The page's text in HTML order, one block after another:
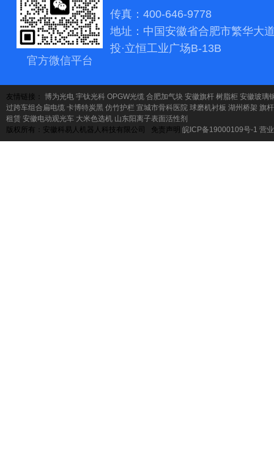
传真：400-646-9778
地址：中国安徽省合肥市繁华大
投·立恒工业广场B-13B
官方微信平台
友情链接： 博为光电 宇钛光科 OPGW光缆 合肥加气块 安徽旗杆 树脂柜 安徽玻璃
过跨车组合扁电缆 卡博特炭黑 仿竹护栏 宣城市骨科医院 球磨机衬板 湖州桥架 旗
租赁 安徽电动观光车 大米色选机 山东阳离子表面活性剂
版权所有：安徽科易人机器人科技有限公司 免责声明 皖ICP备19000109号-1 营